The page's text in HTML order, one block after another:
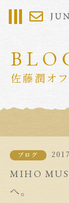
佐藤潤オ
ブログ
MIHO
へ。